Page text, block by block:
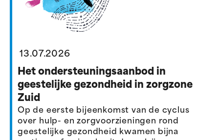
13.07.2026
Het ondersteuningsaanbod in
geestelijke gezondheid in zorgzone
Zuid
Op de eerste bijeenkomst van de cyclus
over hulp- en zorgvoorzieningen rond
geestelijke gezondheid kwamen bijna